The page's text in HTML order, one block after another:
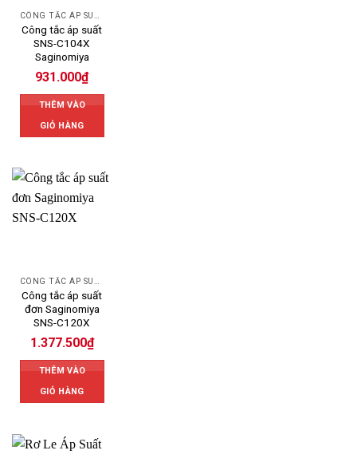
Công tắc áp suất
SNS-C104X
Saginomiya
931.000₫
THÊM VÀO
GIỎ HÀNG
CÔNG TẮC ÁP SUẤT SAGINOMIYA
Công tắc áp suất
đơn Saginomiya
SNS-C120X
1.377.500₫
THÊM VÀO
GIỎ HÀNG